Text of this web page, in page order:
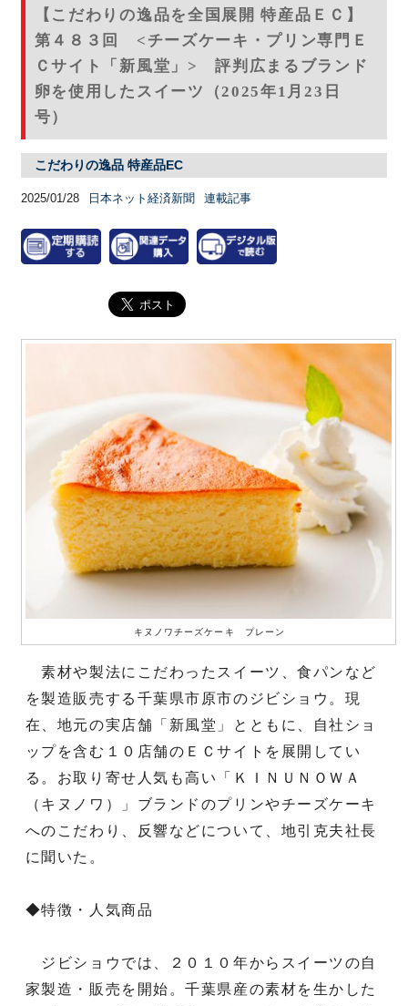
【こだわりの逸品を全国展開 特産品ＥＣ】
第４８３回 <チーズケーキ・プリン専門Ｅ
Ｃサイト「新風堂」> 評判広まるブランド
卵を使用したスイーツ（2025年1月23日
号）
こだわりの逸品 特産品EC
2025/01/28 日本ネット経済新聞 連載記事
キヌノワチーズケーキ プレーン
素材や製法にこだわったスイーツ、食パンなど
を製造販売する千葉県市原市のジビショウ。現
在、地元の実店舗「新風堂」とともに、自社ショ
ップを含む１０店舗のＥＣサイトを展開してい
る。お取り寄せ人気も高い「ＫＩＮＵＮＯＷＡ
（キヌノワ）」ブランドのプリンやチーズケーキ
へのこだわり、反響などについて、地引克夫社長
に聞いた。
◆特徴・人気商品
ジビショウでは、２０１０年からスイーツの自
家製造・販売を開始。千葉県産の素材を生かした